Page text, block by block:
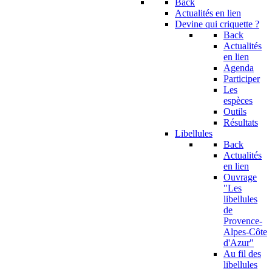
Back
Actualités en lien
Devine qui criquette ?
Back
Actualités
en lien
Agenda
Participer
Les
espèces
Outils
Résultats
Libellules
Back
Actualités
en lien
Ouvrage
"Les
libellules
de
Provence-
Alpes-Côte
d'Azur"
Au fil des
libellules